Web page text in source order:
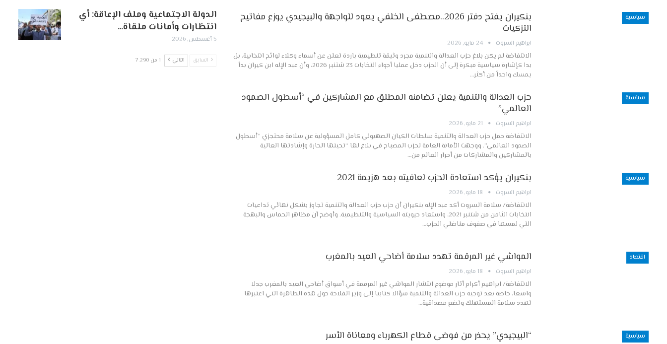
سياسية
بنكيران يفتح دفتر 2026..مصطفى الخلفي يعود للواجهة والبيجيدي يوزع مفاتيح
التزكيات
ابراهيم السروت 24 مايو, 2026
الانتفاضة لم يكن بلاغ حزب العدالة والتنمية مجرد وثيقة تنظيمية باردة تعلن عن أسماء وكلاء لوائح انتخابية، بل
بدا كإشارة سياسية مبكرة إلى أن الحزب دخل عمليا أجواء انتخابات 23 شتنبر 2026، وأن عبد الإله ابن كيران بدأ
يمسك واحداً من أكثر…
سياسية
حزب العدالة والتنمية يعلن تضامنه المطلق مع المشاركين في “أسطول الصمود
العالمي”
ابراهيم السروت 21 مايو, 2026
الانتفاضة حمل حزب العدالة والتنمية سلطات الكيان الصهيوني كامل المسؤولية عن سلامة محتجزي “أسطول
الصمود العالمي”. ووجهت الأمانة العامة لحزب المصباح في بلاغ لها “تحيتها الحارة وإشادتها العالية
بالمشاركين والمشاركات من أحرار العالم من…
سياسية بنكيران يؤكد استعادة الحزب لعافيته بعد هزيمة 2021
ابراهيم السروت 18 مايو, 2026
الانتفاضة/ سلامة السروت أكد عبد الإله بنكيران أن حزب حزب العدالة والتنمية تجاوز بشكل نهائي تداعيات
انتخابات الثامن من شتنبر 2021، واستعاد حيويته السياسية والتنظيمية. وأوضح أن مظاهر الحماس والبهجة
التي لمسها في صفوف مناضلي الحزب…
اقتصاد المواشي غير المرقمة تهدد سلامة أضاحي العيد بالمغرب
ابراهيم السروت 18 مايو, 2026
الانتفاضة/ ابراهيم أكرام أثار موضوع انتشار المواشي غير المرقمة في أسواق أضاحي العيد بالمغرب جدلا
واسعا، خاصة بعد توجيه حزب العدالة والتنمية سؤالا كتابيا إلى وزير الفلاحة حول هذه الظاهرة التي اعتبرها
تهدد سلامة المستهلك وتضع مصداقية…
سياسية “البيجيدي” يحذر من فوضى قطاع الكهرباء ومعاناة الأسر
الدولة الاجتماعية وملف الإعاقة: أي
انتظارات وأمانات ملقاة…
5 أغسطس, 2026
السابق التالي 1 من 7٬290